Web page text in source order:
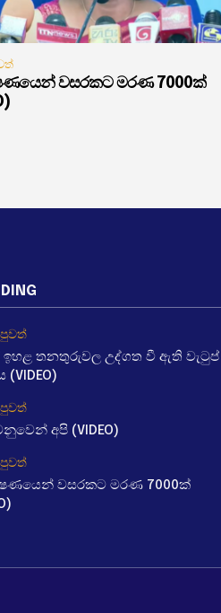
වසරකට මරණ 7000ක්
ඉහළ තනතුරුවල උද්ගත වී ඇති වැටුප්
(VIDEO)
අපි (VIDEO)
වසරකට මරණ 7000ක්